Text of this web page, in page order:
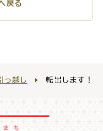
戻る
っ越し 転出します！